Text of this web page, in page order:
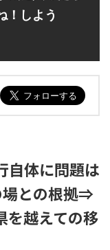
！しよう
自体に問題は
場との根拠⇒
を越えての移